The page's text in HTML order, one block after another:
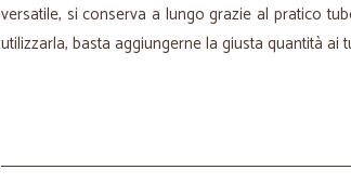
versatile, si conserva a lungo grazie al pratico
utilizzarla, basta aggiungerne la giusta quantità ai